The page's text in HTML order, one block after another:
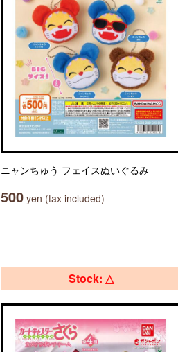
ニャンちゅう フェイスぬいぐるみ
500 yen (tax included)
Stock: △